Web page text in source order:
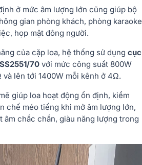
ở mức âm lượng lớn cũng giúp bộ
gian phòng khách, phòng karaoke
họp mặt đông người.
của cặp loa, hệ thống sử dụng cục
70 với mức công suất 800W
lên tới 1400W mỗi kênh ở 4Ω.
giúp loa hoạt động ổn định, kiểm
chế méo tiếng khi mở âm lượng lớn,
âm chắc chắn, giàu năng lượng trong